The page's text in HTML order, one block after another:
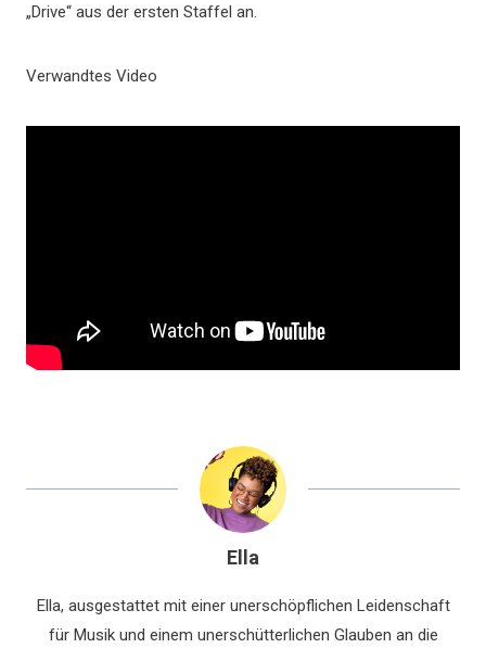
„Drive“ aus der ersten Staffel an.
Verwandtes Video
Ella
Ella, ausgestattet mit einer unerschöpflichen Leidenschaft
für Musik und einem unerschütterlichen Glauben an die